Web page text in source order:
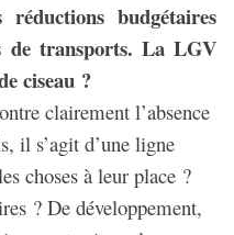
réductions budgétaires
de transports. La LGV
ciseau ?
clairement l’absence
il s’agit d’une ligne
choses à leur place ?
? De développement,